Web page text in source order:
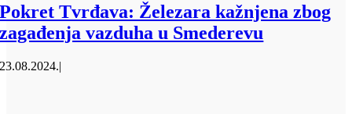
Pokret Tvrđava: Železara kažnjena zbog
zagađenja vazduha u Smederevu
23.08.2024.|